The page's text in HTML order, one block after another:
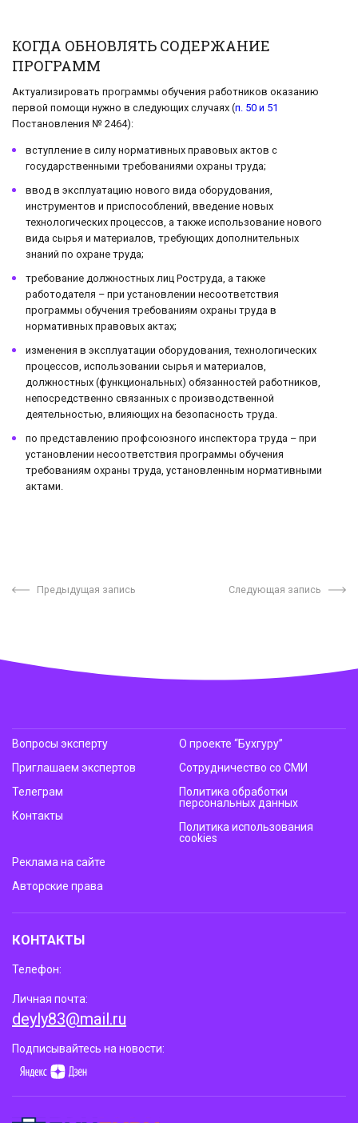
КОГДА ОБНОВЛЯТЬ СОДЕРЖАНИЕ
ПРОГРАММ
Актуализировать программы обучения работников оказанию
первой помощи нужно в следующих случаях (п. 50 и 51
Постановления № 2464):
вступление в силу нормативных правовых актов с
государственными требованиями охраны труда;
ввод в эксплуатацию нового вида оборудования,
инструментов и приспособлений, введение новых
технологических процессов, а также использование нового
вида сырья и материалов, требующих дополнительных
знаний по охране труда;
требование должностных лиц Роструда, а также
работодателя – при установлении несоответствия
программы обучения требованиям охраны труда в
нормативных правовых актах;
изменения в эксплуатации оборудования, технологических
процессов, использовании сырья и материалов,
должностных (функциональных) обязанностей работников,
непосредственно связанных с производственной
деятельностью, влияющих на безопасность труда.
по представлению профсоюзного инспектора труда – при
установлении несоответствия программы обучения
требованиям охраны труда, установленным нормативными
актами.
Предыдущая запись Следующая запись
Вопросы эксперту
Приглашаем экспертов
Телеграм
Контакты
О проекте “Бухгуру”
Сотрудничество со СМИ
Политика обработки
персональных данных
Политика использования
cookies
Реклама на сайте
Авторские права
КОНТАКТЫ
Телефон:
Личная почта:
deyly83@mail.ru
Подписывайтесь на новости: